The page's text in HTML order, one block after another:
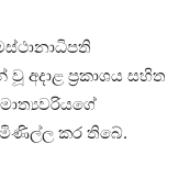
අදාළ ප්‍රකාශය සහිත
කර තිබේ.